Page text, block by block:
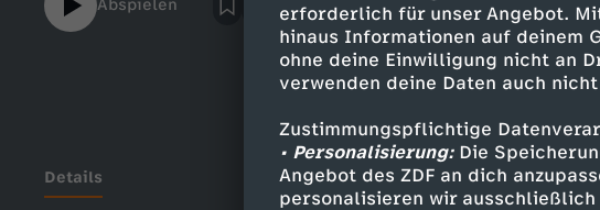
erforderlich für unser Angebot.
hinaus Informationen auf deinem
ohne deine Einwilligung nicht an
verwenden deine Daten auch
Zustimmungspflichtige
• Personalisierung:Die
Angebot des ZDF an dich
personalisieren wir ausschließlich
nicht nur die Schuhe, sondern auch den Basketball
Abspielen
Details